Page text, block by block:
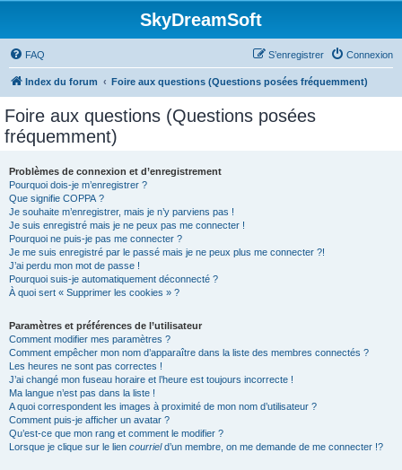
SkyDreamSoft
FAQ Connexion
S’enregistrer
Index du forum Foire aux questions (Questions posées fréquemment)
Foire aux questions (Questions posées
fréquemment)
Problèmes de connexion et d’enregistrement
Pourquoi dois-je m’enregistrer ?
Que signifie COPPA ?
Je souhaite m’enregistrer, mais je n’y parviens pas !
Je suis enregistré mais je ne peux pas me connecter !
Pourquoi ne puis-je pas me connecter ?
Je me suis enregistré par le passé mais je ne peux plus me connecter ?!
J’ai perdu mon mot de passe !
Pourquoi suis-je automatiquement déconnecté ?
À quoi sert « Supprimer les cookies » ?
Paramètres et préférences de l’utilisateur
Comment modifier mes paramètres ?
Comment empêcher mon nom d’apparaître dans la liste des membres connectés ?
Les heures ne sont pas correctes !
J’ai changé mon fuseau horaire et l’heure est toujours incorrecte !
Ma langue n’est pas dans la liste !
A quoi correspondent les images à proximité de mon nom d’utilisateur ?
Comment puis-je afficher un avatar ?
Qu’est-ce que mon rang et comment le modifier ?
Lorsque je clique sur le lien courrield’un membre, on me demande de me connecter !?